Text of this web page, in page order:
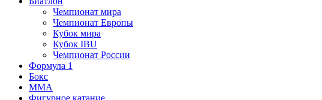
Чемпионат мира
Чемпионат Европы
Кубок мира
Кубок IBU
Чемпионат России
Формула 1
Бокс
MMA
Фигурное катание